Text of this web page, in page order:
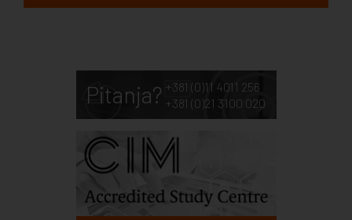
Pitanja? +381 (0)11 4011 256
+381 (0)21 3100 020